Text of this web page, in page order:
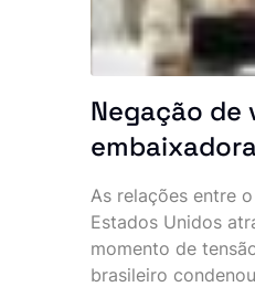
Negação de
aos EUA
tensão
Washington
As relações entre
Estados Unidos
momento de
brasileiro